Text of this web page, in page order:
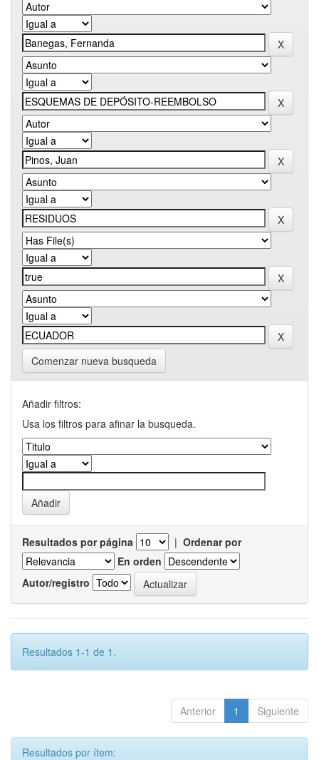
Comenzar nueva busqueda
Añadir filtros:
Usa los filtros para afinar la busqueda.
Resultados por página | Ordenar por
En orden
Autor/registro
Resultados 1-1 de 1.
Anterior 1 Siguiente
Resultados por ítem: